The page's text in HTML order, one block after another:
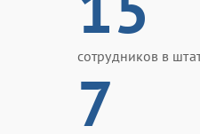
сотрудников в
7